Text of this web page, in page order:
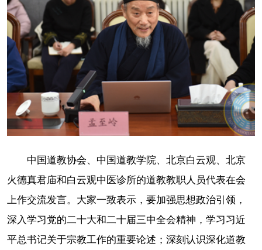
中国道教协会、中国道教学院、北京白云观、北京
火德真君庙和白云观中医诊所的道教教职人员代表在会
上作交流发言。大家一致表示，要加强思想政治引领，
深入学习党的二十大和二十届三中全会精神，学习习近
平总书记关于宗教工作的重要论述；深刻认识深化道教